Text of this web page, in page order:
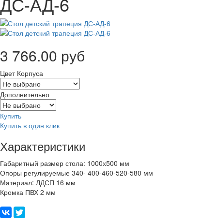
3 766.00 руб
Цвет Корпуса
Дополнительно
Купить
Купить в один клик
Характеристики
Габаритный размер стола: 1000х500 мм
Опоры регулируемые 340- 400-460-520-580 мм
Материал: ЛДСП 16 мм
Кромка ПВХ 2 мм